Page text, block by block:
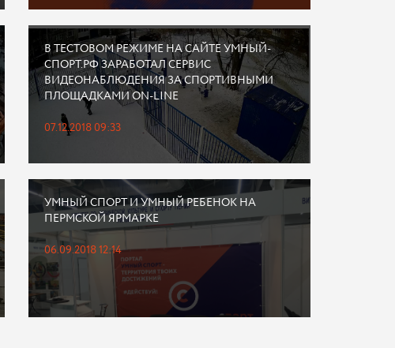
В ТЕСТОВОМ РЕЖИМЕ НА САЙТЕ УМНЫЙ-
СПОРТ.РФ ЗАРАБОТАЛ СЕРВИС
ВИДЕОНАБЛЮДЕНИЯ ЗА СПОРТИВНЫМИ
ПЛОЩАДКАМИ ON-LINE
07.12.2018 09:33
УМНЫЙ СПОРТ И УМНЫЙ РЕБЕНОК НА
ПЕРМСКОЙ ЯРМАРКЕ
06.09.2018 12:14